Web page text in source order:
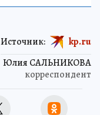
Юлия САЛЬНИКОВА
корреспондент
Источник: kp.ru